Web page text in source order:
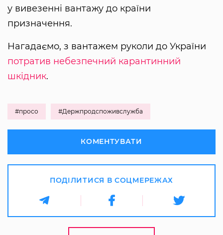
у вивезенні вантажу до країни
призначення.
Нагадаємо, з вантажем руколи до України
потратив небезпечний карантинний
шкідник.
#просо #Держпродспоживслужба
КОМЕНТУВАТИ
ПОДІЛИТИСЯ В СОЦМЕРЕЖАХ